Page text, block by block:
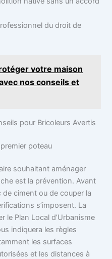
du droit de
votre maison
nos conseils et
pour Bricoleurs Avertis
poteau
souhaitant aménager
est la prévention. Avant
de ciment ou de couper la
s’imposent. La
le Plan Local d’Urbanisme
indiquera les règles
les surfaces
et les distances à